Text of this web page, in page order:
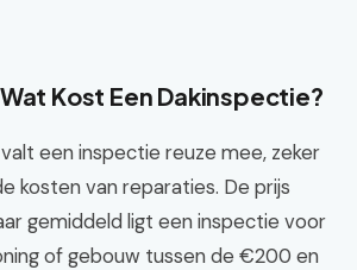
Kost Een Dakinspectie?
een inspectie reuze mee, zeker
kosten van reparaties. De prijs
gemiddeld ligt een inspectie voor
of gebouw tussen de €200 en